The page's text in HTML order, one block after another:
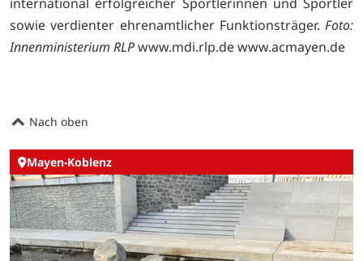
sowie verdienter ehrenamtlicher Funktionsträger. Foto:
Innenministerium RLPwww.mdi.rlp.dewww.acmayen.de
Nach oben
Mayen-Koblenz